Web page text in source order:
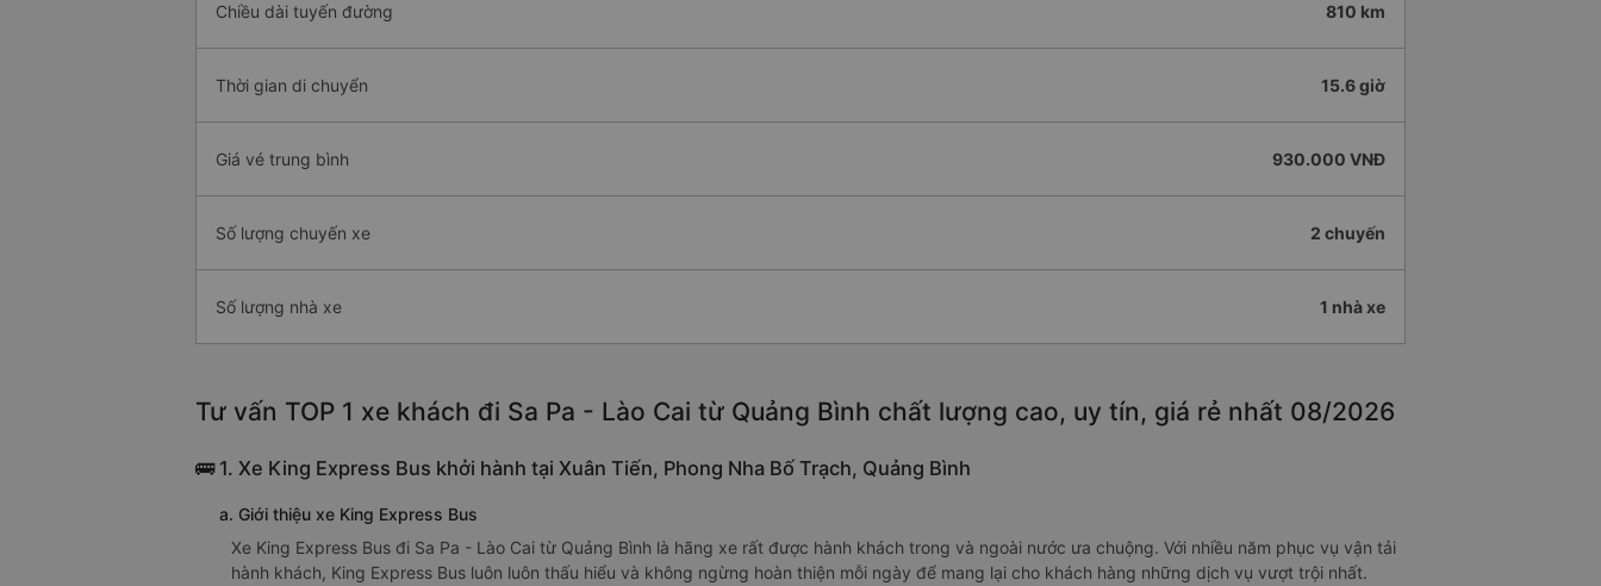
Chiều dài tuyến đường 810 km
Thời gian di chuyển 15.6 giờ
Giá vé trung bình 930.000 VNĐ
Số lượng chuyến xe 2 chuyến
Số lượng nhà xe 1 nhà xe
Tư vấn TOP 1 xe khách đi Sa Pa - Lào Cai từ Quảng Bình chất lượng cao, uy tín, giá rẻ nhất 08/2026
🚌 1. Xe King Express Bus khởi hành tại Xuân Tiến, Phong Nha Bố Trạch, Quảng Bình
a. Giới thiệu xe King Express Bus
Xe King Express Bus đi Sa Pa - Lào Cai từ Quảng Bình là hãng xe rất được hành khách trong và ngoài nước ưa chuộng. Với nhiều năm phục vụ vận tải
hành khách, King Express Bus luôn luôn thấu hiểu và không ngừng hoàn thiện mỗi ngày để mang lại cho khách hàng những dịch vụ vượt trội nhất.